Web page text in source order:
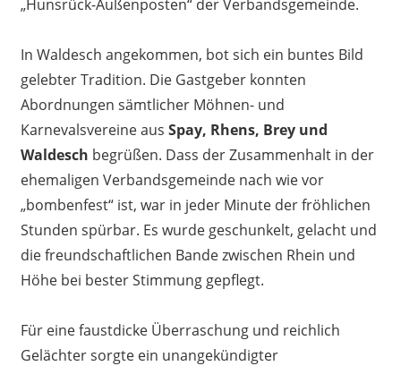
„Hunsrück-Außenposten“ der Verbandsgemeinde.
In Waldesch angekommen, bot sich ein buntes Bild
gelebter Tradition. Die Gastgeber konnten
Abordnungen sämtlicher Möhnen- und
Karnevalsvereine aus Spay, Rhens, Brey und
Waldesch begrüßen. Dass der Zusammenhalt in der
ehemaligen Verbandsgemeinde nach wie vor
„bombenfest“ ist, war in jeder Minute der fröhlichen
Stunden spürbar. Es wurde geschunkelt, gelacht und
die freundschaftlichen Bande zwischen Rhein und
Höhe bei bester Stimmung gepflegt.
Für eine faustdicke Überraschung und reichlich
Gelächter sorgte ein unangekündigter